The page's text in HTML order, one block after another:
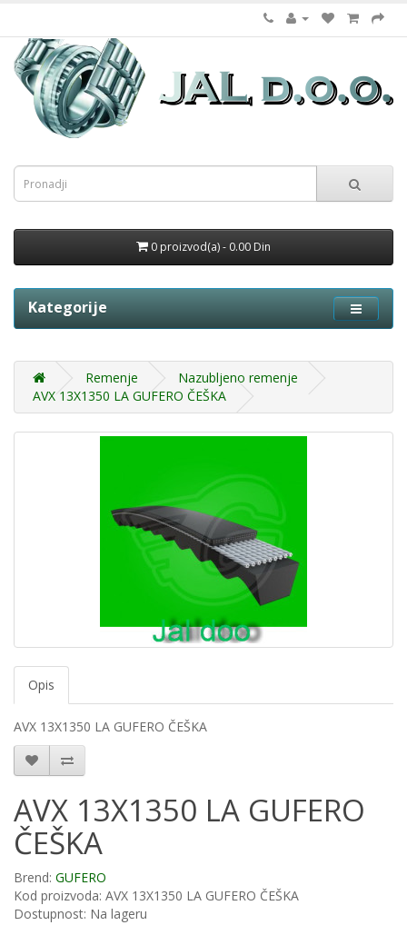
0 proizvod(a) - 0.00 Din
Kategorije
Remenje
Nazubljeno remenje
AVX 13X1350 LA GUFERO ČEŠKA
Opis
AVX 13X1350 LA GUFERO ČEŠKA
AVX 13X1350 LA GUFERO
ČEŠKA
Brend: GUFERO
Kod proizvoda: AVX 13X1350 LA GUFERO ČEŠKA
Dostupnost: Na lageru